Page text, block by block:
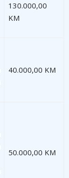
130.000,00
KM
40.000,00 KM
50.000,00 KM